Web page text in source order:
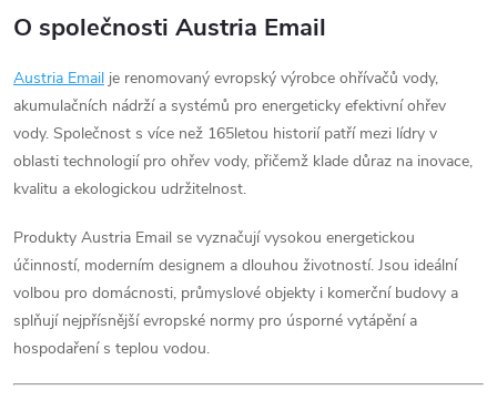
O společnosti Austria Email
Austria Email je renomovaný evropský výrobce ohřívačů vody,
akumulačních nádrží a systémů pro energeticky efektivní ohřev
vody. Společnost s více než 165letou historií patří mezi lídry v
oblasti technologií pro ohřev vody, přičemž klade důraz na inovace,
kvalitu a ekologickou udržitelnost.
Produkty Austria Email se vyznačují vysokou energetickou
účinností, moderním designem a dlouhou životností. Jsou ideální
volbou pro domácnosti, průmyslové objekty i komerční budovy a
splňují nejpřísnější evropské normy pro úsporné vytápění a
hospodaření s teplou vodou.